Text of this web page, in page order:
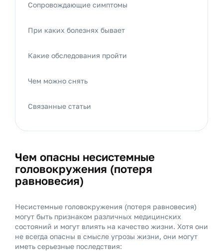
Чем опасны несистемные
головокружения (потеря
равновесия)
Несистемные головокружения (потеря равновесия)
могут быть признаком различных медицинских
состояний и могут влиять на качество жизни. Хотя они
не всегда опасны в смысле угрозы жизни, они могут
иметь серьезные последствия:
Сопровождающие симптомы
При каких болезнях бывает
Какие обследования пройти
Чем можно снять
Связанные статьи